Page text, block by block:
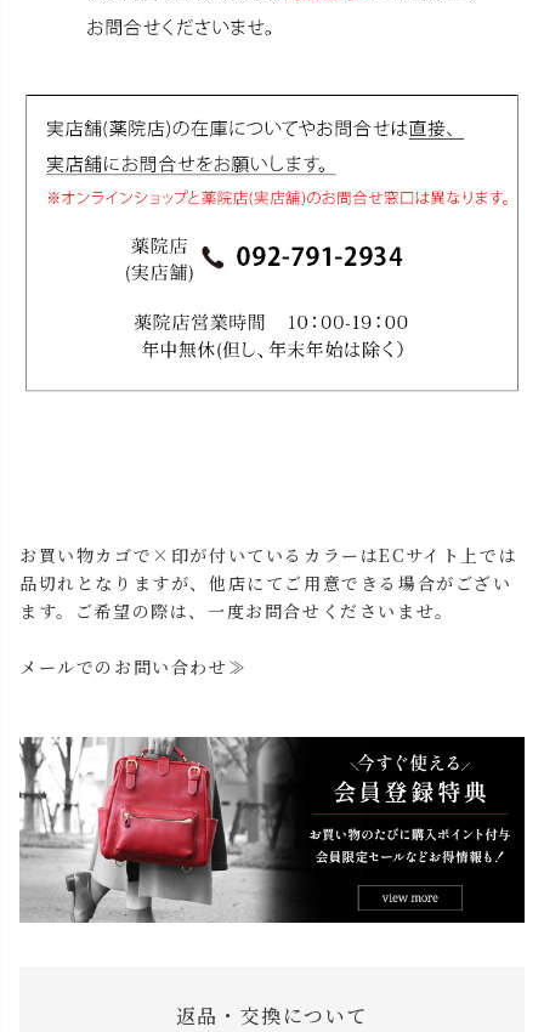
お買い物カゴで×印が付いているカラーはECサイト上では
品切れとなりますが、他店にてご用意できる場合がござい
ます。ご希望の際は、一度お問合せくださいませ。
メールでのお問い合わせ≫
返品・交換について